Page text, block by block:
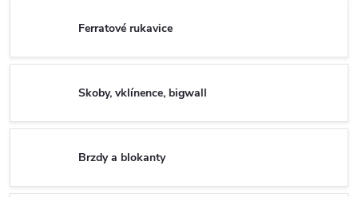
Ferratové rukavice
Skoby, vklínence, bigwall
Brzdy a blokanty